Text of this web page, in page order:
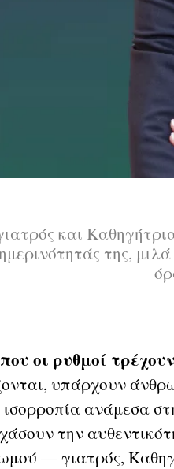
και
της,
οι ρυθμοί τρέχουν
υπάρχουν
ανάμεσα
την
— γιατρός,